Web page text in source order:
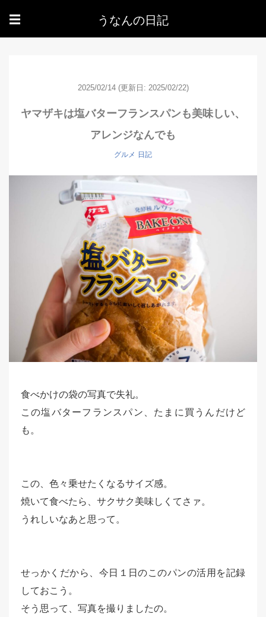
☰ うなんの日記
2025/02/14 (更新日: 2025/02/22)
ヤマザキは塩バターフランスパンも美味しい、
アレンジなんでも
グルメ 日記
食べかけの袋の写真で失礼。
この塩バターフランスパン、たまに買うんだけど
も。
この、色々乗せたくなるサイズ感。
焼いて食べたら、サクサク美味しくてさァ。
うれしいなあと思って。
せっかくだから、今日１日のこのパンの活用を記録
しておこう。
そう思って、写真を撮りましたの。